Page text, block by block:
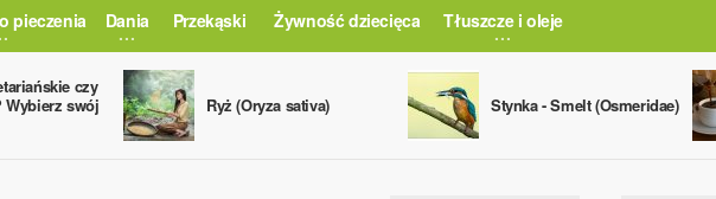
pieczenia Dania Przekąski Żywność dziecięca Tłuszcze i oleje
czy
Wybierz swój
Ryż (Oryza sativa) Stynka - Smelt (Osmeridae)